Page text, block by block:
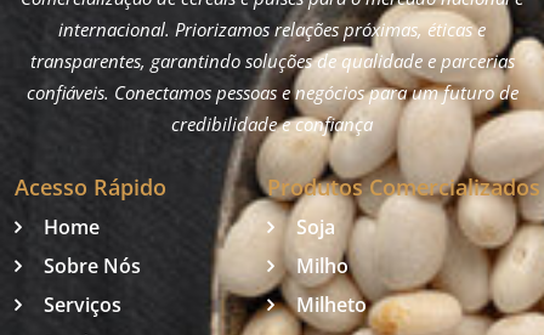
internacional. Priorizamos relações próximas, éticas e
transparentes, garantindo soluções de qualidade e parcerias
confiáveis. Conectamos pessoas e negócios para um futuro de
credibilidade e confiança
Acesso Rápido
Home
Sobre Nós
Serviços
Produtos Comercializados
Soja
Milho
Milheto